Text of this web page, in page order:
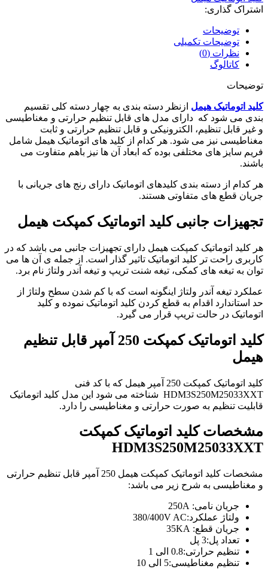
قابل
تنظیم
عدد
اشتراک گذاری:
توضیحات
توضیحات تکمیلی
نظرات (0)
کاتالوگ
توضیحات
کلید اتوماتیک هیمل ازنظر دسته بندی به چهار دسته کلی تقسیم
بندی می شود که دارای مدل های قابل تنظیم حرارتی و مغناطیسی
و غیر قابل تنظیم، الکترونیکی و قابل تنظیم حرارتی و ثابت
مغناطیسی نیز می شود. هر کدام از کلید های اتوماتیک هیمل شامل
فریم سایز های مختلفی بوده که ابعاد آن ها نیز باهم متفاوت می
باشند.
هر کدام از دسته بندی کلیدهای اتوماتیک دارای رنج های جریانی با
جریان قطع های متفاوتی هستند.
تجهیزات جانبی کلید اتوماتیک کمپکت هیمل
هر کلید اتوماتیک کمپکت هیمل دارای تجهیزات جانبی می باشد که در
کاربری راحت تر کلید اتوماتیک تاثیر گذار است. از جمله ی آن ها می
توان به تیغه های کمکی، تیغه شنت تریپ و تیغه آندر ولتاژ نام برد.
عملکرد تیغه آندر ولتاژ اینگونه است که با کم شدن سطح ولتاژ از
حد استاندارد اقدام به قطع کردن کلید اتوماتیک نموده و کلید
اتوماتیک در حالت تریپ قرار می گیرد.
کلید اتوماتیک کمپکت 250 آمپر قابل تنظیم
هیمل
کلید اتوماتیک کمپکت 250 آمپر هیمل که با کد فنی
HDM3S250M25033XXT شناخته می شود این مدل کلید اتوماتیک
قابلیت تنظیم به صورت حرارتی و مغناطیسی را دارد.
مشخصات کلید اتوماتیک کمپکت
HDM3S250M25033XXT
مشخصات کلید اتوماتیک کمپکت هیمل 250 آمپر قابل تنظیم حرارتی
و مغناطیسی به شرح زیر می باشد:
جریان نامی: 250A
ولتاژ عملکرد:380/400V AC
جریان قطع: 35KA
تعداد پل:3 پل
تنظیم حرارتی:0.8 الی 1
تنظیم مغناطیسی:5 الی 10